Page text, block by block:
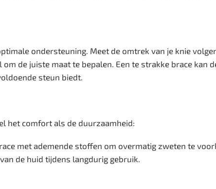
ondersteuning. Meet de omtrek van je knie
de juiste maat te bepalen. Een te strakke brace kan
steun biedt.
het comfort als de duurzaamheid:
met ademende stoffen om overmatig zweten te
de huid tijdens langdurig gebruik.